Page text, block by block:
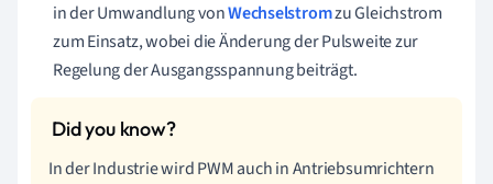
in der Umwandlung vonWechselstromzu Gleichstrom
zum Einsatz, wobei die Änderung der Pulsweite zur
Regelung der Ausgangsspannung beiträgt.
In der Industrie wird PWM auch in Antriebsumrichtern